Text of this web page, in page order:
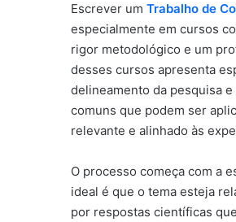
Escrever um Trabalho de
especialmente em cursos
rigor metodológico e um
desses cursos apresenta
delineamento da pesquisa
comuns que podem ser
relevante e alinhado às
O processo começa com a
ideal é que o tema esteja
por respostas científicas